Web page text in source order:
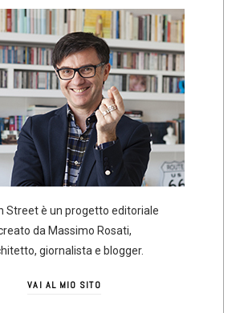
Street è un progetto editoriale
da Massimo Rosati,
giornalista e blogger.
VAI AL MIO SITO